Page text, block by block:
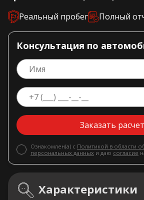
Реальный пробег Полный
Консультация по
Заказать расчет
Ознакомлен(а) с Политикой в области
персональных данных и даю согласие
Характеристики